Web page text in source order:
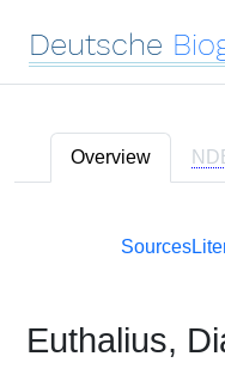
Deutsche
Overview
Sources
Euthalius,